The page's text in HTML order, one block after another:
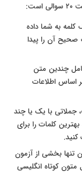
به شما داده
صحیح آن را پیدا
چندین متن
اساس اطلاعات
با یک یا چند
کلمات را برای
تنها بخشی از آزمون
کوتاه انگلیسی